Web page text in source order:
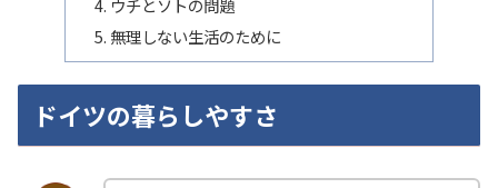
ウチとソトの問題
無理しない生活のために
ドイツの暮らしやすさ